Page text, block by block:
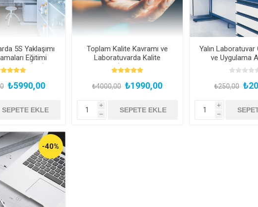
5S Yaklaşımı
Eğitimi
Hemen İzle)
₺5990,00
Toplam Kalite Kavramı ve
Laboratuvarda Kalite
Yaklaşımı (Kayıttan Hemen
İzle)
₺4000,00 ₺1990,00
i
h
Yalın
ve Uygulama
Eğitimi
₺250,00
i
h
-40%